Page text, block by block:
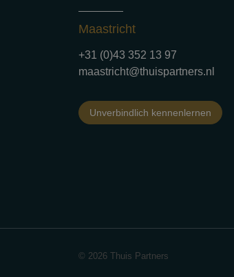
Maastricht
+31 (0)43 352 13 97
maastricht@thuispartners.nl
Unverbindlich kennenlernen
© 2026 Thuis Partners